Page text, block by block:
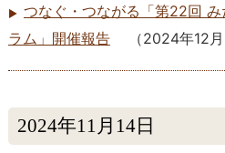
つなぐ・つながる「第22回
ラム」開催報告
（2024年12
2024年11月14日